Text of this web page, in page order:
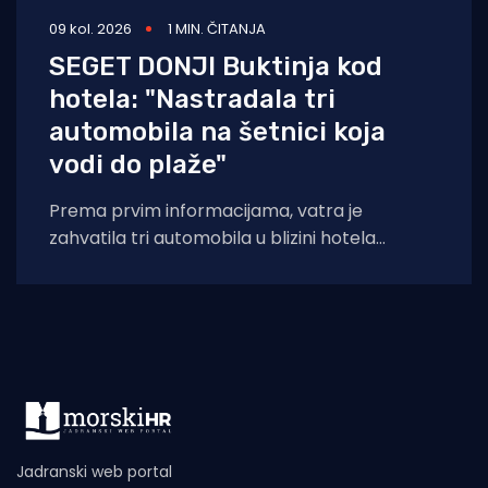
09 kol. 2026 1 MIN. ČITANJA
SEGET DONJI Buktinja kod
hotela: "Nastradala tri
automobila na šetnici koja
vodi do plaže"
Prema prvim informacijama, vatra je
zahvatila tri automobila u blizini hotela
Jadranski web portal